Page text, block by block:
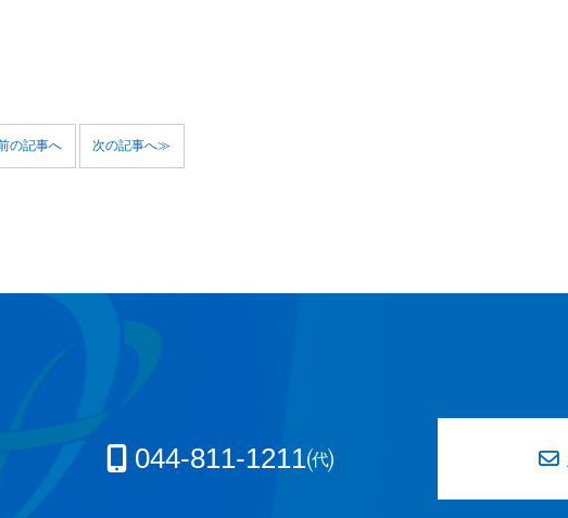
の記事へ 次の記事へ≫
044-811-1211㈹